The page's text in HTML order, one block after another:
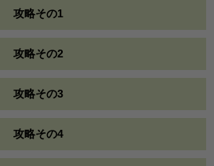
攻略その1
攻略その2
攻略その3
攻略その4